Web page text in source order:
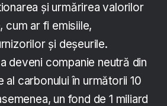
și urmărirea valorilor
cum ar fi emisiile,
și deșeurile.
deveni companie neutră din
al carbonului în următorii 10
un fond de 1 miliard